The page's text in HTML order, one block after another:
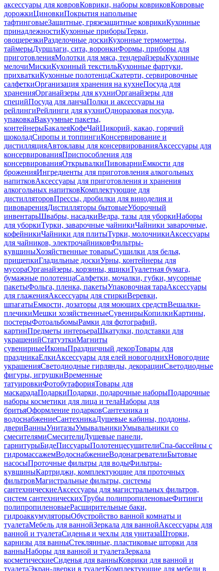
аксессуары для ковровКоврики, наборы ковриковКовровые
дорожкиЦиновкиПокрытия напольные
тафтинговыеЗащитные, грязезащитные коврикиКухонные
принадлежностиКухонные приборыТерки,
овощерезкиРазделочные доскиКухонные термометры,
таймерыДуршлаги, сита, воронкиФормы, приборы для
приготовленияМолотки для мяса, тендерайзерыКухонные
мелочиМискиКухонный текстильКухонные фартуки,
прихваткиКухонные полотенцаСкатерти, сервировочные
салфеткиОрганизация хранения на кухнеПосуда для
храненияОрганайзеры для кухниОрганайзеры для
специйПосуда для ланчаПолки и аксессуары на
рейлингиРейлинги для кухниОдноразовая посуда,
упаковкаВакуумные пакеты,
контейнерыБакалеяКофеЧайЦикорий, какао, горячий
шоколадСиропы и топпингиКонсервирование и
дистилляцияАвтоклавы для консервированияАксессуары для
консервированияПриспособления для
консервированияОткрывалкиПивоварниЕмкости для
броженияИнгредиенты для приготовления алкогольных
напитковАксессуары для приготовления и хранения
алкогольных напитковКомплектующие для
дистилляторовПрессы, дробилки для виноделия и
пивоваренияДистилляторы бытовыеУборочный
инвентарьШвабры, насадкиВедра, тазы для уборкиНаборы
для уборкиТурки, заварочные чайникиЧайники заварочные,
кофейникиЧайники для плитыТурки, молочникиАксессуары
для чайников, электрочайниковФильтры-
кувшиныХозяйственные товарыСушилки для белья,
прищепкиГладильные доскиУрны, контейнеры для
мусораОрганайзеры, корзины, ящикиТуалетная бумага,
бумажные полотенцаСалфетки, мочалки, губки, мусорные
пакетыФольга, пленка, пакетыУпаковочная тараАксессуары
для глаженияАксессуары для стиркиВеревки,
шпагатыЕмкости, дозаторы для моющих средствВешалки-
плечикиМешки хозяйственныеСувенирыКопилкиКартины,
постерыФотоальбомыРамки для фотографий,
картинПредметы интерьераШкатулки, подставки для
украшенийСтатуэткиМагниты
сувенирныеИконыПраздничный декорТовары для
праздникаЕлкиАксессуары для елей новогоднихНовогодние
украшенияСветодиодные гирлянды, декорацииСветодиодные
фигуры, игрушкиВременные
татуировкиФотобутафорияТовары для
маскарадаПодаркиПодарки, подарочные наборыПодарочные
наборы косметики для лица и телаНаборы для
бритьяОформление подарковСантехника и
водоснабжениеСантехникаДушевые кабины, поддоны,
двериВанныУнитазыУмывальникиУмывальники со
смесителямиСмесителиДушевые панели,
гарнитурыБидеПиссуарыПолотенцесушителиСпа-бассейны с
гидромассажемВодоснабжениеВодонагревателиБытовые
насосыПроточные фильтры для водыФильтры-
кувшиныКартриджи, комплектующие для проточных
фильтровМагистральные фильтры, системы
сантехническиеАксессуары для магистральных фильтров,
систем сантехническихТрубы полипропиленовыеФитинги
полипропиленовыеРасширительные баки,
гидроаккумуляторыОбустройство ванной комнаты и
туалетаМебель для ваннойЗеркала для ваннойАксессуары для
ванной и туалетаСиденья и чехлы для унитазаШторки,
карнизы для ванныСтеклянные, пластиковые шторки для
ванныНаборы для ванной и туалетаЗеркала
косметическиеСиденья для ванныКоврики для ванной и
туалетаЭкран-дверки в туалетКомплектующие для мебели в